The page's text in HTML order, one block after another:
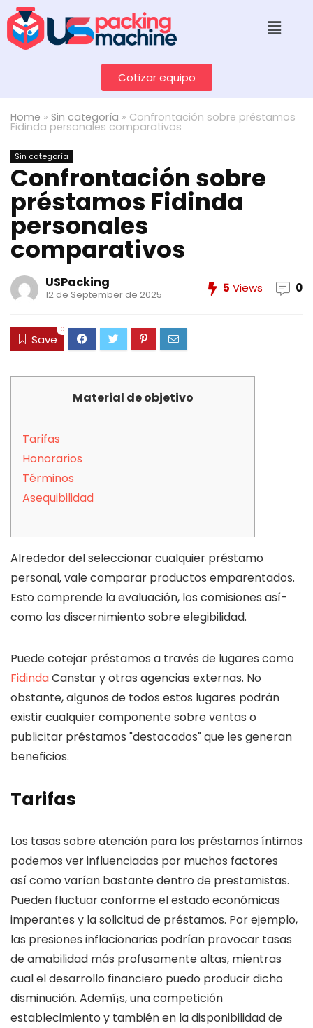
Cotizar equipo
Home » Sin categoría » Confrontación sobre préstamos
Fidinda personales comparativos
Sin categoría
Confrontación sobre
préstamos Fidinda
personales
comparativos
USPacking
12 de September de 2025 5 Views 0
Save
0
Material de objetivo
Tarifas
Honorarios
Términos
Asequibilidad
Alrededor del seleccionar cualquier préstamo
personal, vale comparar productos emparentados.
Esto comprende la evaluación, los comisiones así­
como las discernimiento sobre elegibilidad.
Puede cotejar préstamos a través de lugares como
FidindaCanstar y otras agencias externas. No
obstante, algunos de todos estos lugares podrán
existir cualquier componente sobre ventas o
publicitar préstamos "destacados" que les generan
beneficios.
Tarifas
Los tasas sobre atención para los préstamos íntimos
podemos ver influenciadas por muchos factores
así­ como varían bastante dentro de prestamistas.
Pueden fluctuar conforme el estado económicas
imperantes y la solicitud de préstamos. Por ejemplo,
las presiones inflacionarias podrían provocar tasas
de amabilidad más profusamente altas, mientras
cual el desarrollo financiero puedo producir dicho
disminución. Ademí¡s, una competición
establecimiento y también en la disponibilidad de